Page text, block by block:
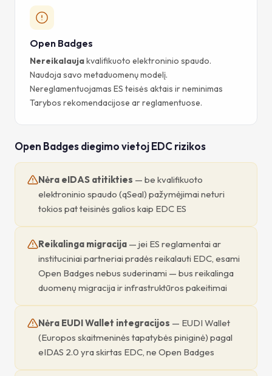
Open Badges
Nereikalaujakvalifikuoto elektroninio spaudo.
Naudoja savo metaduomenų modelį.
Nereglamentuojamas ES teisės aktais ir neminimas
Tarybos rekomendacijose ar reglamentuose.
Open Badges diegimo vietoj EDC rizikos
Nėra eIDAS atitikties — be kvalifikuoto
elektroninio spaudo (qSeal) pažymėjimai neturi
tokios pat teisinės galios kaip EDC ES
Reikalinga migracija — jei ES reglamentai ar
instituciniai partneriai pradės reikalauti EDC, esami
Open Badges nebus suderinami — bus reikalinga
duomenų migracija ir infrastruktūros pakeitimai
Nėra EUDI Wallet integracijos — EUDI Wallet
(Europos skaitmeninės tapatybės piniginė) pagal
eIDAS 2.0 yra skirtas EDC, ne Open Badges